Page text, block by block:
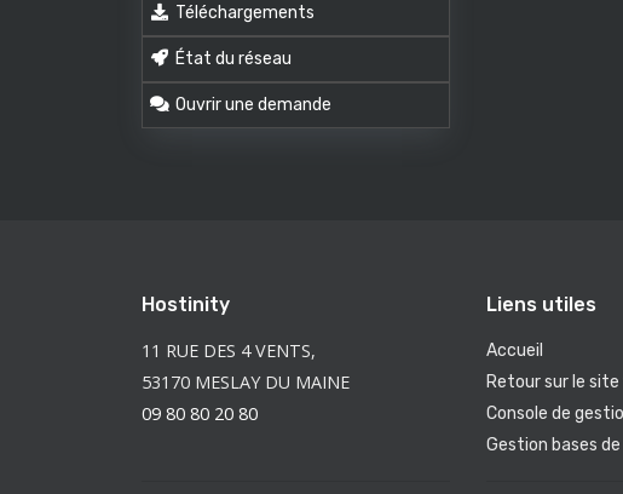
Téléchargements
État du réseau
Ouvrir une demande
Hostinity
11 RUE DES 4 VENTS,
53170 MESLAY DU MAINE
09 80 80 20 80
Liens utiles
Accueil
Retour sur le site
Console de
Gestion bases